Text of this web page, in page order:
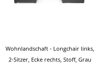
Wohnlandschaft - Longchair links,
2-Sitzer, Ecke rechts, Stoff, Grau